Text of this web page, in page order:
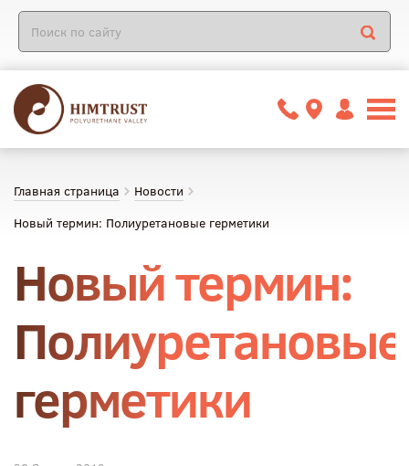
Главная страница
Новости
Новый термин: Полиуретановые герметики
Новый термин:
Полиуретановые
герметики